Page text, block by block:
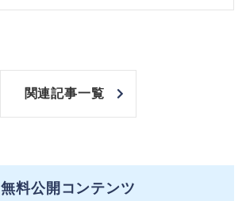
関連記事一覧
無料公開コンテンツ